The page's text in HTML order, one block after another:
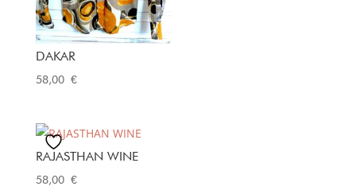
DAKAR
58,00 €
RAJASTHAN WINE
58,00 €